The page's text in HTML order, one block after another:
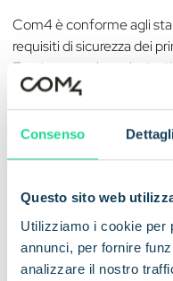
Consenso
Questo sito web
Utilizziamo i cookie per
annunci, per fornire
analizzare il nostro
Com4 è conforme agli
requisiti di sicurezza dei
Forniamo anche soluzioni
maggiore sicurezza e
Siete nel settore dei
per sapere come